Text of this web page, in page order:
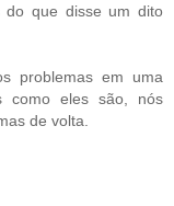
do que disse um dito
problemas em uma
como eles são, nós
de volta.